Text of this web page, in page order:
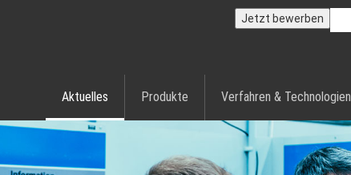
Jetzt bewerben
Aktuelles Produkte Verfahren & Technologien